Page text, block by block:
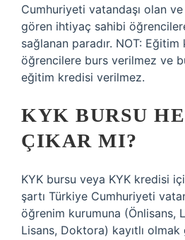
Cumhuriyeti vatandaşı olan
gören ihtiyaç sahibi
sağlanan paradır. NOT:
öğrencilere burs verilmez ve
eğitim kredisi verilmez.
KYK BURSU
ÇIKAR MI?
KYK bursu veya KYK kredisi
şartı Türkiye Cumhuriyeti
öğrenim kurumuna (Önlisans,
Lisans, Doktora) kayıtlı